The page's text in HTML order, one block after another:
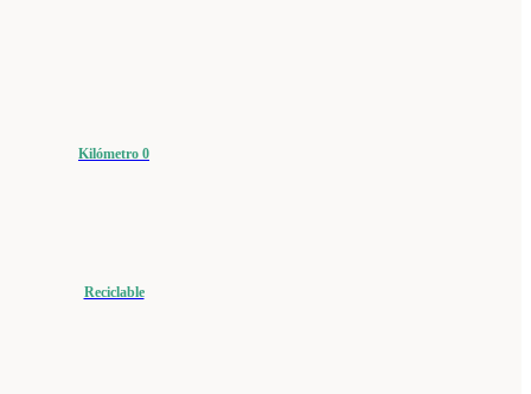
Kilómetro 0
Reciclable